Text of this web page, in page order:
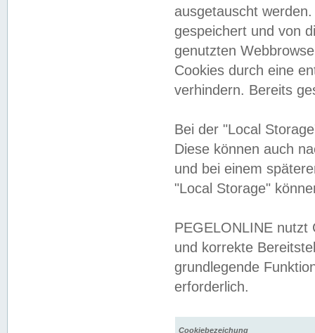
ausgetauscht
gespeichert und von
genutzten
Cookies durch eine
verhindern. Bereits
Bei der "Local
Diese können auch
und bei einem
"Local Storage"
PEGELONLINE nutzt
und korrekte
grundlegende
erforderlich.
Cookiebezeichung